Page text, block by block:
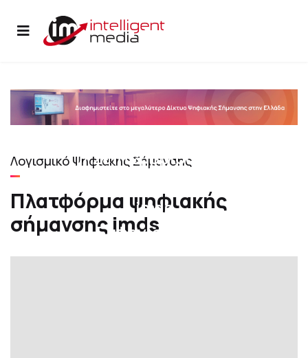
17 Σεπτεμβρίου 2021
imds
Εμφανίσεις: 5597
Λογισμικό Ψηφιακής Σήμανσης
Πλατφόρμα ψηφιακής
σήμανσης imds